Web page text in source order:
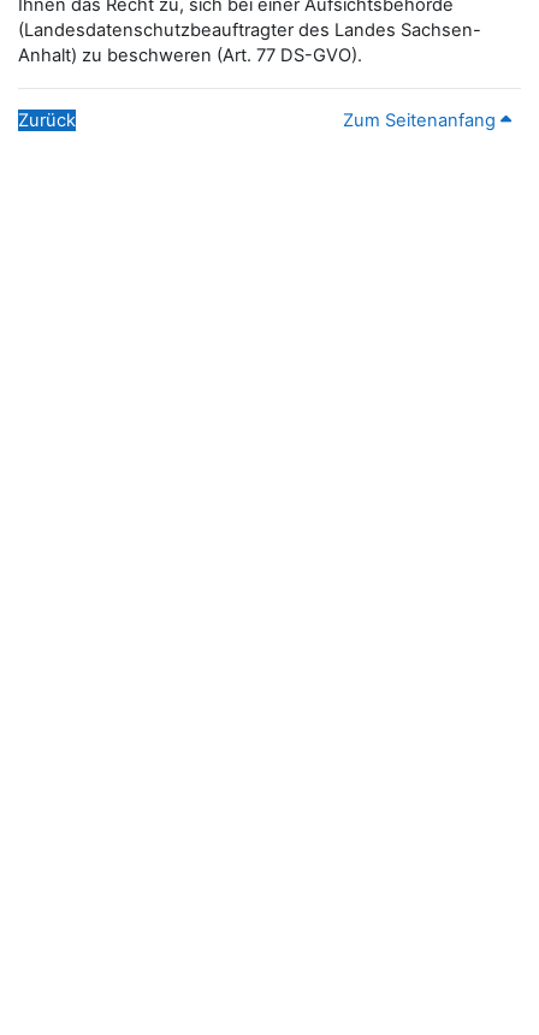
Ihnen das Recht zu, sich bei einer Aufsichtsbehörde
(Landesdatenschutzbeauftragter des Landes Sachsen-
Anhalt) zu beschweren (Art. 77 DS-GVO).
Zurück Zum Seitenanfang